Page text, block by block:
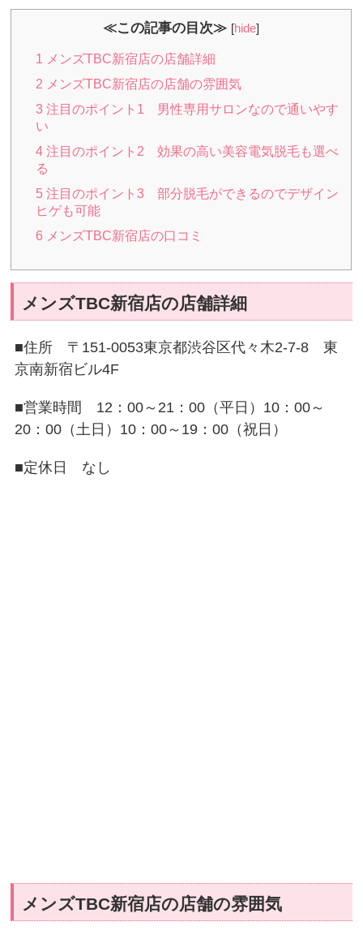
≪この記事の目次≫ [hide]
1 メンズTBC新宿店の店舗詳細
2 メンズTBC新宿店の店舗の雰囲気
3 注目のポイント1 男性専用サロンなので通いやす
い
4 注目のポイント2 効果の高い美容電気脱毛も選べ
る
5 注目のポイント3 部分脱毛ができるのでデザイン
ヒゲも可能
6 メンズTBC新宿店の口コミ
メンズTBC新宿店の店舗詳細
■住所 〒151-0053東京都渋谷区代々木2-7-8 東
京南新宿ビル4F
■営業時間 12：00～21：00（平日）10：00～
20：00（土日）10：00～19：00（祝日）
■定休日 なし
メンズTBC新宿店の店舗の雰囲気